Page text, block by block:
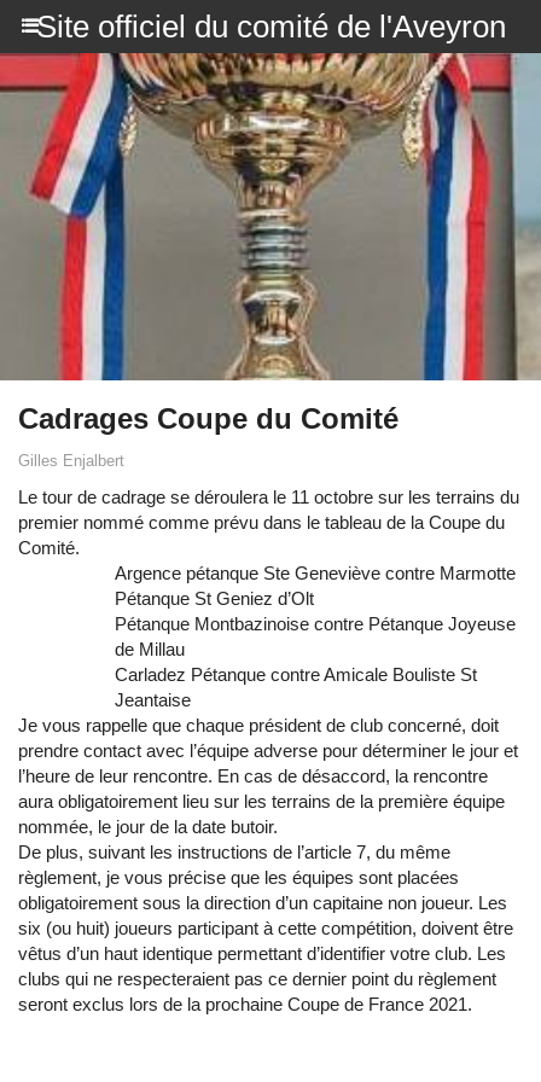
Site officiel du comité de l'Aveyron
Cadrages Coupe du Comité
Gilles Enjalbert
Le tour de cadrage se déroulera le 11 octobre sur les terrains du
premier nommé comme prévu dans le tableau de la Coupe du
Comité.
Argence pétanque Ste Geneviève contre Marmotte
Pétanque St Geniez d’Olt
Pétanque Montbazinoise contre Pétanque Joyeuse
de Millau
Carladez Pétanque contre Amicale Bouliste St
Jeantaise
Je vous rappelle que chaque président de club concerné, doit
prendre contact avec l’équipe adverse pour déterminer le jour et
l’heure de leur rencontre. En cas de désaccord, la rencontre
aura obligatoirement lieu sur les terrains de la première équipe
nommée, le jour de la date butoir.
De plus, suivant les instructions de l’article 7, du même
règlement, je vous précise que les équipes sont placées
obligatoirement sous la direction d’un capitaine non joueur. Les
six (ou huit) joueurs participant à cette compétition, doivent être
vêtus d’un haut identique permettant d’identifier votre club. Les
clubs qui ne respecteraient pas ce dernier point du règlement
seront exclus lors de la prochaine Coupe de France 2021.